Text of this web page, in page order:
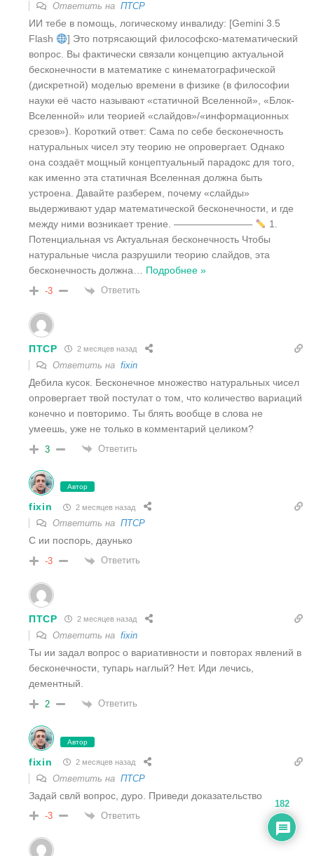
Ответить на ПТСР
ИИ тебе в помощь, логическому инвалиду: [Gemini 3.5
Flash
] Это потрясающий философско-математический
вопрос. Вы фактически связали концепцию актуальной
бесконечности в математике с кинематографической
(дискретной) моделью времени в физике (в философии
науки её часто называют «статичной Вселенной», «Блок-
Вселенной» или теорией «слайдов»/«информационных
срезов»). Короткий ответ: Сама по себе бесконечность
натуральных чисел эту теорию не опровергает. Однако
она создаёт мощный концептуальный парадокс для того,
как именно эта статичная Вселенная должна быть
устроена. Давайте разберем, почему «слайды»
выдерживают удар математической бесконечности, и где
между ними возникает трение. ————————
1.
Потенциальная vs Актуальная бесконечность Чтобы
натуральные числа разрушили теорию слайдов, эта
бесконечность должна… Подробнее »
-3 Ответить
ПТСР 2 месяцев назад
Ответить на fixin
Дебила кусок. Бесконечное множество натуральных чисел
опровергает твой постулат о том, что количество вариаций
конечно и повторимо. Ты блять вообще в слова не
умеешь, уже не только в комментарий целиком?
3 Ответить
Автор
fixin 2 месяцев назад
Ответить на ПТСР
С ии поспорь, даунько
-3 Ответить
ПТСР 2 месяцев назад
Ответить на fixin
Ты ии задал вопрос о вариативности и повторах явлений в
бесконечности, тупарь наглый? Нет. Иди лечись,
дементный.
2 Ответить
Автор
fixin 2 месяцев назад
Ответить на ПТСР
Задай свлй вопрос, дуро. Приведи доказательство
-3 Ответить
182